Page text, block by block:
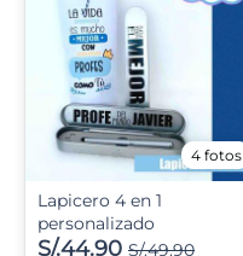
4 fotos
Lapicero 4 en 1
personalizado
S/.44.90 S/.49.90